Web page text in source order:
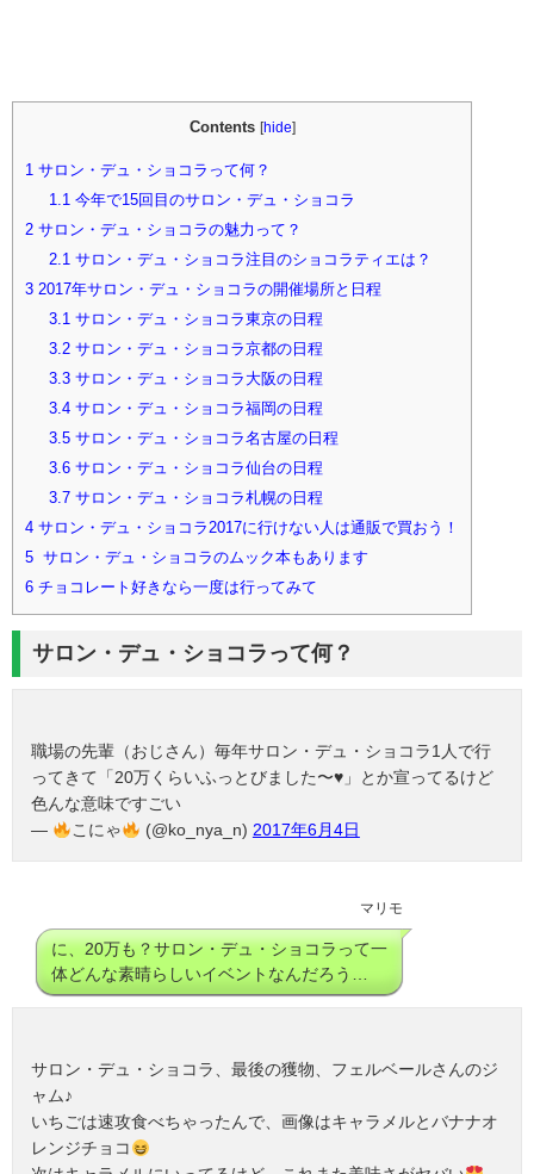
Contents [hide]
1 サロン・デュ・ショコラって何？
1.1今年で15回目のサロン・デュ・ショコラ
2 サロン・デュ・ショコラの魅力って？
2.1サロン・デュ・ショコラ注目のショコラティエは？
3 2017年サロン・デュ・ショコラの開催場所と日程
3.1サロン・デュ・ショコラ東京の日程
3.2サロン・デュ・ショコラ京都の日程
3.3サロン・デュ・ショコラ大阪の日程
3.4サロン・デュ・ショコラ福岡の日程
3.5サロン・デュ・ショコラ名古屋の日程
3.6サロン・デュ・ショコラ仙台の日程
3.7サロン・デュ・ショコラ札幌の日程
4 サロン・デュ・ショコラ2017に行けない人は通販で買おう！
5 サロン・デュ・ショコラのムック本もあります
6 チョコレート好きなら一度は行ってみて
サロン・デュ・ショコラって何？
職場の先輩（おじさん）毎年サロン・デュ・ショコラ1人で行
ってきて「20万くらいふっとびました〜♥」とか宣ってるけど
色んな意味ですごい
—
こにゃ (@ko_nya_n) 2017年6月4日
マリモ
に、20万も？サロン・デュ・ショコラって一
体どんな素晴らしいイベントなんだろう…
サロン・デュ・ショコラ、最後の獲物、フェルベールさんのジ
ャム♪
いちごは速攻食べちゃったんで、画像はキャラメルとバナナオ
レンジチョコ